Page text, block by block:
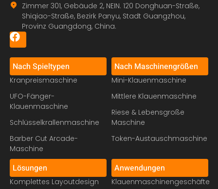
Zimmer 301, Gebäude 2, NEIN. 120 Donghuan-Straße,
Shiqiao-Straße, Bezirk Panyu, Stadt Guangzhou,
Provinz Guangdong, China.
Nach Spieltypen
Kranpreismaschine
UFO-Fänger-
Klauenmaschine
Schlüsselkrallenmaschine
Barber Cut Arcade-
Maschine
Nach Maschinengrößen
Mini-Klauenmaschine
Mittlere Klauenmaschine
Riese & Lebensgroße
Maschine
Token-Austauschmaschine
Lösungen
Komplettes Layoutdesign
Anwendungen
Klauenmaschinengeschäfte